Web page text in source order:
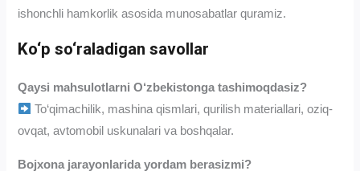
ishonchli hamkorlik asosida munosabatlar quramiz.
Ko‘p so‘raladigan savollar
Qaysi mahsulotlarni O‘zbekistonga tashimoqdasiz?
To‘qimachilik, mashina qismlari, qurilish materiallari, oziq-
ovqat, avtomobil uskunalari va boshqalar.
Bojxona jarayonlarida yordam berasizmi?